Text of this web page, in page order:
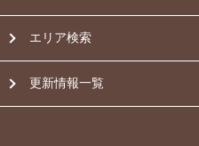
エリア検索
更新情報一覧